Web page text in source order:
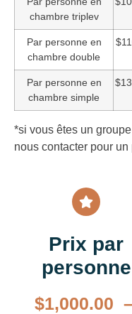
chambre triplev
Par personne en
chambre double
Par personne en
chambre simple
*si vous êtes un
nous contacter pour un
Prix par
personne
$1,000.00